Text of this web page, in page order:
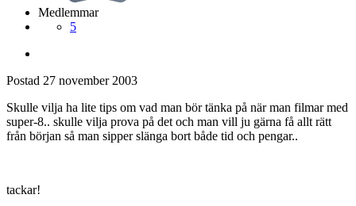
Medlemmar
5
Postad 27 november 2003
Skulle vilja ha lite tips om vad man bör tänka på när man filmar med
super-8.. skulle vilja prova på det och man vill ju gärna få allt rätt
från början så man sipper slänga bort både tid och pengar..
tackar!